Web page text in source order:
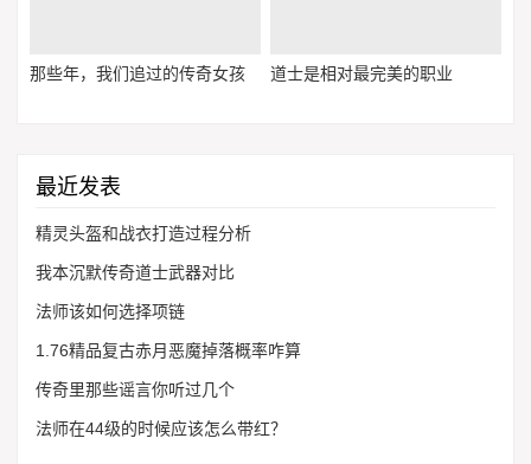
那些年，我们追过的传奇女孩 道士是相对最完美的职业
最近发表
精灵头盔和战衣打造过程分析
我本沉默传奇道士武器对比
法师该如何选择项链
1.76精品复古赤月恶魔掉落概率咋算
传奇里那些谣言你听过几个
法师在44级的时候应该怎么带红？